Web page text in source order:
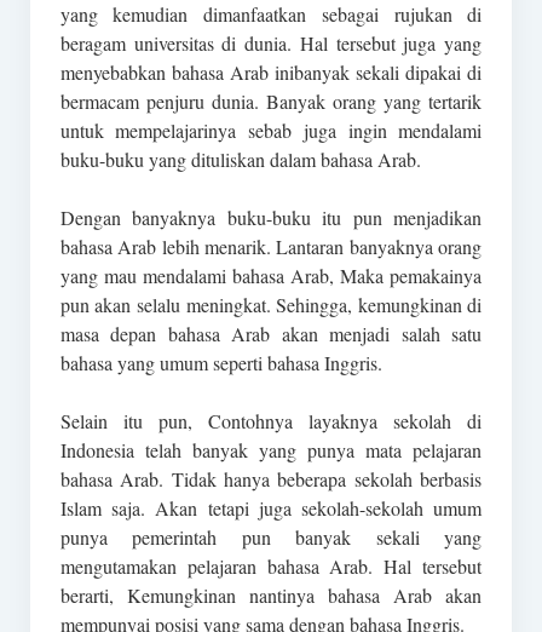
yang kemudian dimanfaatkan sebagai rujukan di
beragam universitas di dunia. Hal tersebut juga yang
menyebabkan bahasa Arab inibanyak sekali dipakai di
bermacam penjuru dunia. Banyak orang yang tertarik
untuk mempelajarinya sebab juga ingin mendalami
buku-buku yang dituliskan dalam bahasa Arab.
Dengan banyaknya buku-buku itu pun menjadikan
bahasa Arab lebih menarik. Lantaran banyaknya orang
yang mau mendalami bahasa Arab, Maka pemakainya
pun akan selalu meningkat. Sehingga, kemungkinan di
masa depan bahasa Arab akan menjadi salah satu
bahasa yang umum seperti bahasa Inggris.
Selain itu pun, Contohnya layaknya sekolah di
Indonesia telah banyak yang punya mata pelajaran
bahasa Arab. Tidak hanya beberapa sekolah berbasis
Islam saja. Akan tetapi juga sekolah-sekolah umum
punya pemerintah pun banyak sekali yang
mengutamakan pelajaran bahasa Arab. Hal tersebut
berarti, Kemungkinan nantinya bahasa Arab akan
mempunyai posisi yang sama dengan bahasa Inggris.